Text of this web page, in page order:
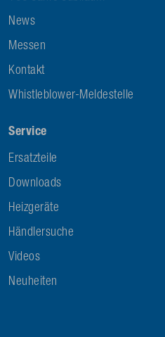
News
Messen
Kontakt
Whistleblower-Meldestelle
Service
Ersatzteile
Downloads
Heizgeräte
Händlersuche
Videos
Neuheiten